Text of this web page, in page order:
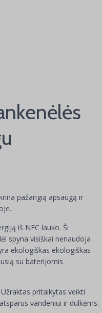
pažangią apsaugą ir
iš NFC lauko. Ši
spyna visiškai nenaudoja
ekologiškas ekologiškas
su baterijomis
pritaikytas veikti
vandeniui ir dulkėms.